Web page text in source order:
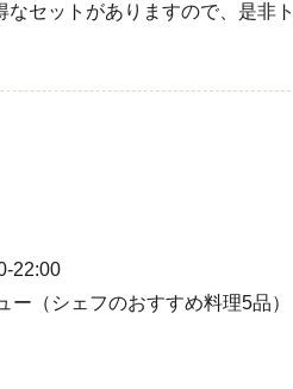
セットがありますので、是非
22:00
ー（シェフのおすすめ料理5品